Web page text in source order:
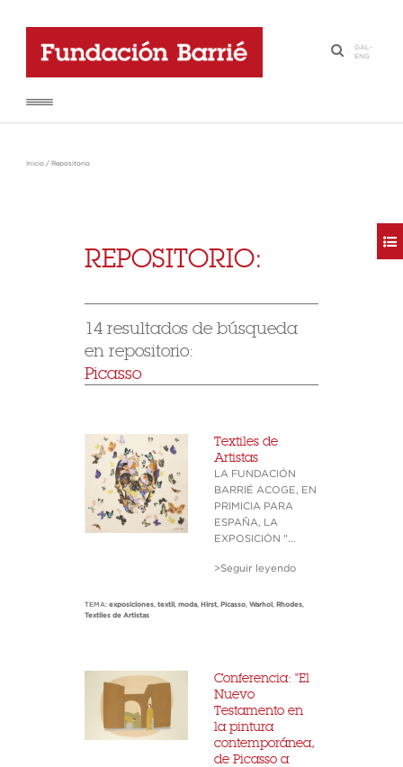
·
GAL-
ENG
Inicio / Repositorio
REPOSITORIO:
14 resultados de búsqueda
en repositorio:
Picasso
Textiles de
Artistas
LA FUNDACIÓN
BARRIÉ ACOGE, EN
PRIMICIA PARA
ESPAÑA, LA
EXPOSICIÓN "...
>Seguir leyendo
TEMA: exposiciones, textil , moda, Hirst, Picasso, Warhol , Rhodes,
Textiles de Artistas
Conferencia: "El
Nuevo
Testamento en
la pintura
contemporánea,
de Picasso a